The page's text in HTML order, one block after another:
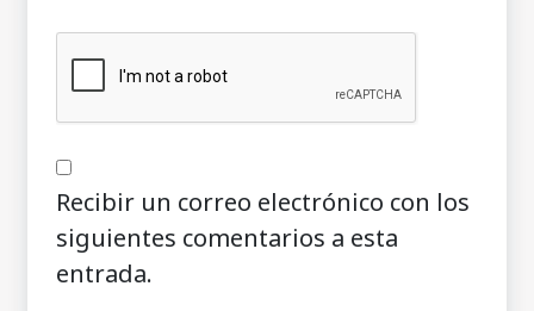
Recibir un correo electrónico con los
siguientes comentarios a esta
entrada.